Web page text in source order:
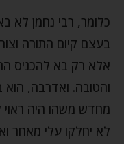
כלומר, רבי נחמן לא
בעצם קיום התורה
אלא רק בא להכניס
והטובה. ואדרבה,
מחדש משהו היה ראוי
לא יחלקו עלי מאחר